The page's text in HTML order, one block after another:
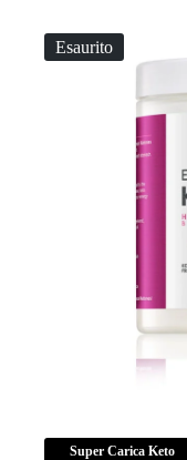
quantità
Esaurito
Super Carica Keto